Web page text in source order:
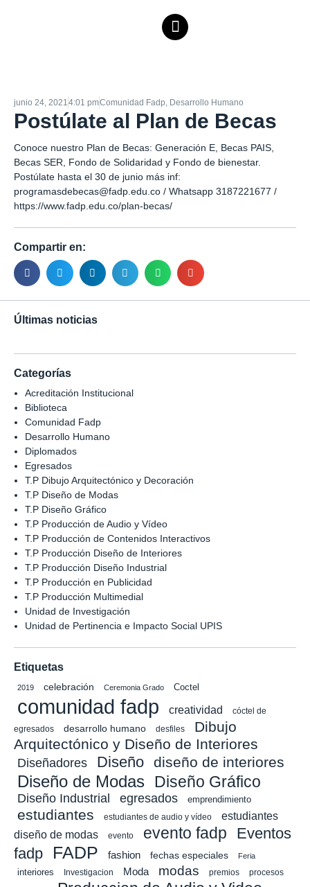
junio 24, 20214:01 pmComunidad Fadp, Desarrollo Humano
Postúlate al Plan de Becas
Conoce nuestro Plan de Becas: Generación E, Becas PAIS,
Becas SER, Fondo de Solidaridad y Fondo de bienestar.
Postúlate hasta el 30 de junio más inf:
programasdebecas@fadp.edu.co / Whatsapp 3187221677 /
https://www.fadp.edu.co/plan-becas/
Compartir en:
Últimas noticias
Categorías
Acreditación Institucional
Biblioteca
Comunidad Fadp
Desarrollo Humano
Diplomados
Egresados
T.P Dibujo Arquitectónico y Decoración
T.P Diseño de Modas
T.P Diseño Gráfico
T.P Producción de Audio y Vídeo
T.P Producción de Contenidos Interactivos
T.P Producción Diseño de Interiores
T.P Producción Diseño Industrial
T.P Producción en Publicidad
T.P Producción Multimedial
Unidad de Investigación
Unidad de Pertinencia e Impacto Social UPIS
Etiquetas
2019 celebración Ceremonia Grado Coctel
comunidad fadp creatividad
cóctel de
egresados
desarrollo humano desfiles
Dibujo
Arquitectónico y Diseño de Interiores
Diseñadores Diseño diseño de interiores
Diseño de Modas Diseño Gráfico
Diseño Industrial egresados emprendimiento
estudiantes estudiantes de audio y vídeo
estudiantes
diseño de modas
evento evento fadp
Eventos
fadp
FADP fashion fechas especiales Feria
interiores Investigacion Moda modas premios procesos